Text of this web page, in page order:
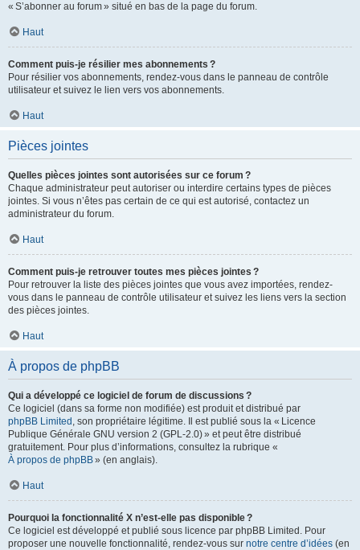
« S’abonner au forum » situé en bas de la page du forum.
Haut
Comment puis-je résilier mes abonnements ?
Pour résilier vos abonnements, rendez-vous dans le panneau de contrôle
utilisateur et suivez le lien vers vos abonnements.
Haut
Pièces jointes
Quelles pièces jointes sont autorisées sur ce forum ?
Chaque administrateur peut autoriser ou interdire certains types de pièces
jointes. Si vous n’êtes pas certain de ce qui est autorisé, contactez un
administrateur du forum.
Haut
Comment puis-je retrouver toutes mes pièces jointes ?
Pour retrouver la liste des pièces jointes que vous avez importées, rendez-
vous dans le panneau de contrôle utilisateur et suivez les liens vers la section
des pièces jointes.
Haut
À propos de phpBB
Qui a développé ce logiciel de forum de discussions ?
Ce logiciel (dans sa forme non modifiée) est produit et distribué par
phpBB Limited , son propriétaire légitime. Il est publié sous la « Licence
Publique Générale GNU version 2 (GPL-2.0) » et peut être distribué
gratuitement. Pour plus d’informations, consultez la rubrique «
À propos de phpBB» (en anglais).
Haut
Pourquoi la fonctionnalité X n’est-elle pas disponible ?
Ce logiciel est développé et publié sous licence par phpBB Limited. Pour
proposer une nouvelle fonctionnalité, rendez-vous sur notre centre d’idées (en